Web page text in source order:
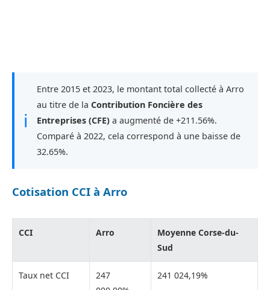
ℹ
Entre 2015 et 2023, le montant total collecté à Arro
au titre de la Contribution Foncière des
Entreprises (CFE) a augmenté de +211.56%.
Comparé à 2022, cela correspond à une baisse de
32.65%.
Cotisation CCI à Arro
CCI Arro
Moyenne Corse-du-
Sud
Taux net CCI
247
241 024,19%